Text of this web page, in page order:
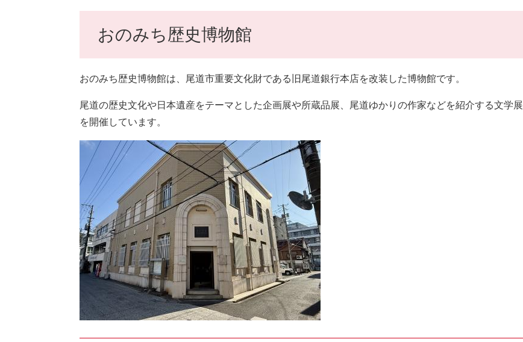
おのみち歴史博物館
おのみち歴史博物館は、尾道市重要文化財である旧尾道銀行本店を改装した博物館です。
尾道の歴史文化や日本遺産をテーマとした企画展や所蔵品展、尾道ゆかりの作家などを紹介する文学展
を開催しています。